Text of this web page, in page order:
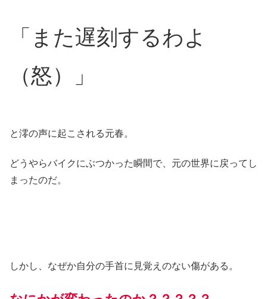
「また遅刻するわよ
（怒）」
と澪の声に起こされる元春。
どうやらバイクにぶつかった瞬間で、元の世界に戻ってし
まったのだ。
しかし、なぜか自分の手首に見覚えのない傷がある。